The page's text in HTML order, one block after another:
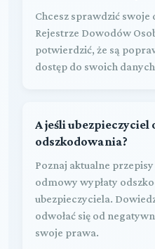
Chcesz sprawdzić swoje
Rejestrze Dowodów
potwierdzić, że są
dostęp do swoich
A jeśli
odszkodowania?
Poznaj aktualne
odmowy wypłaty
ubezpieczyciela.
odwołać się od
swoje prawa.